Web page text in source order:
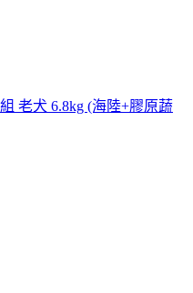
老犬 6.8kg (海陸+膠原蔬